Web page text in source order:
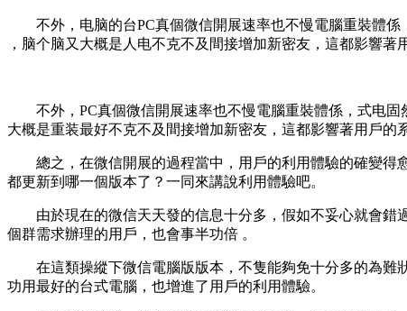
不外，电脑的台PC真個微信開展速率也不慢電腦重裝體係
，脑个脑又大概是人电不克不及間接增加新密友，這都影
不外，PC真個微信開展速率也不慢電腦重裝體係，式电
大概是重装最好不克不及間接增加新密友，這都影響著用戶的系
總之，在微信開展的過程當中，用戶的利用體驗的確變
都更新到哪一個版本了？一同來講說利用體驗吧。
由於現在的微信天天發的信息十分多，假如不妥心就會錯過主要
個群需求辦理的用戶 ，也會事半功倍 。
在這類操縱下微信電腦版版本，不隻能夠免十分多的為難狀
功用最好的台式電腦 ，也增進了用戶的利用體驗。